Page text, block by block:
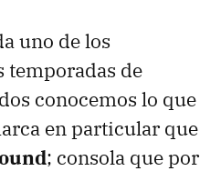
uno de los
temporadas de
conocemos lo que
en particular que
; consola que por